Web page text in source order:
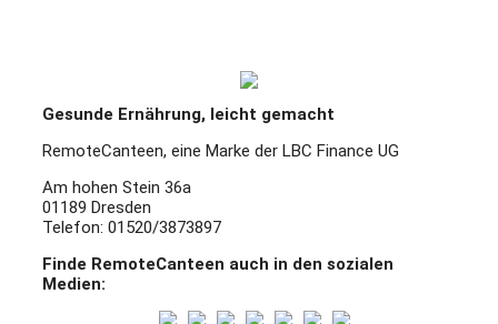
Gesunde Ernährung, leicht gemacht
RemoteCanteen, eine Marke der LBC Finance UG
Am hohen Stein 36a
01189 Dresden
Telefon: 01520/3873897
Finde RemoteCanteen auch in den sozialen
Medien: